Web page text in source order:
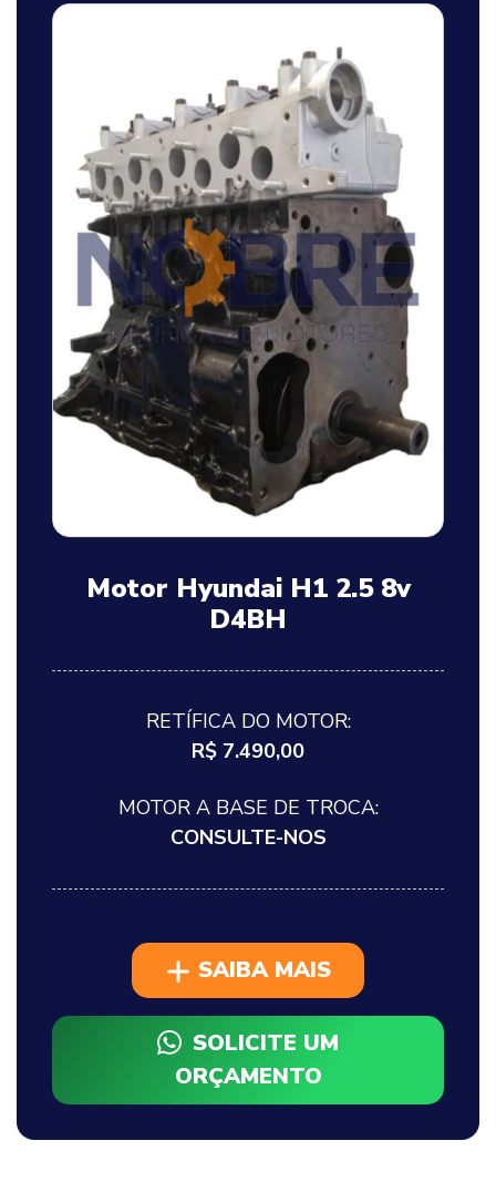
Motor Hyundai H1 2.5 8v
D4BH
RETÍFICA DO MOTOR:
R$ 7.490,00
MOTOR A BASE DE TROCA:
CONSULTE-NOS
SAIBA MAIS
SOLICITE UM
ORÇAMENTO